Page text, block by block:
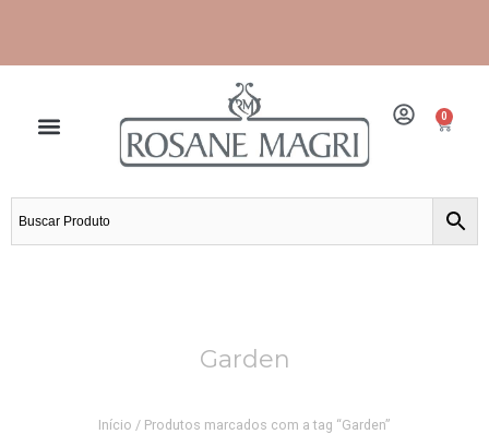
Frete grátis para grande São Paulo e Santos. 0
Cart
Garden
Início / Produtos marcados com a tag “Garden”